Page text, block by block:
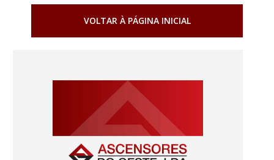
VOLTAR À PÁGINA INICIAL